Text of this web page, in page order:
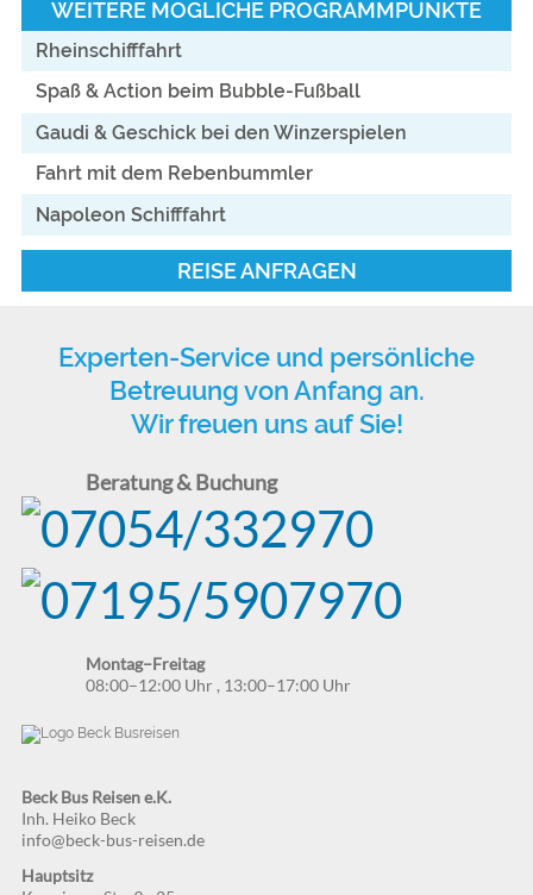
WEITERE MÖGLICHE PROGRAMMPUNKTE
Rheinschifffahrt
Spaß & Action beim Bubble-Fußball
Gaudi & Geschick bei den Winzerspielen
Fahrt mit dem Rebenbummler
Napoleon Schifffahrt
REISE ANFRAGEN
Experten-Service und persönliche
Betreuung von Anfang an.
Wir freuen uns auf Sie!
Beratung & Buchung
Montag–Freitag
08:00–12:00 Uhr , 13:00–17:00 Uhr
Beck Bus Reisen e.K.
Inh. Heiko Beck
info@beck-bus-reisen.de
Hauptsitz